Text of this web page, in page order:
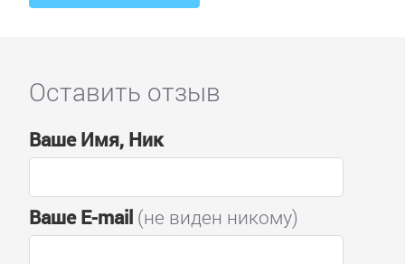
Оставить отзыв
Ваше Имя, Ник
Ваше E-mail(не виден никому)